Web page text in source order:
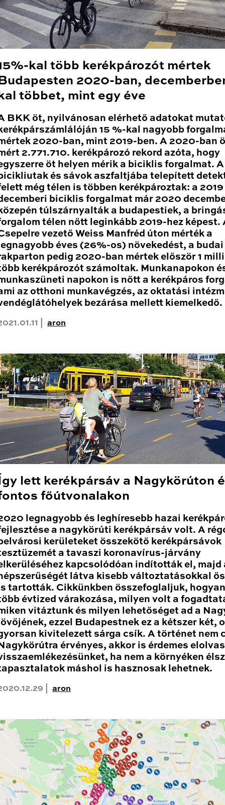
kal több kerékpározót mértek
2020-ban,
többet, mint egy éve
BKK öt, nyilvánosan elérhető adatokat
15 %-kal nagyobb
2020-ban, mint 2019-ben. A 2020-ban
2.771.710. kerékpározó rekord azóta, hogy
öt helyen mérik a biciklis forgalmat. A
és sávok aszfaltjába telepített
még télen is többen kerékpároztak: a 2019
biciklis forgalmat már 2020
túlszárnyalták a budapestiek, a
télen nőtt leginkább 2019-hez képest.
vezető Weiss Manfréd úton mérték a
éves (26%-os) növekedést, a budai
pedig 2020-ban mértek először 1
kerékpározót számoltak. Munkanapokon
napokon is nőtt a kerékpáros
az otthoni munkavégzés, az oktatási
bezárása mellett kiemelkedő.
| aron
lett kerékpársáv a Nagykörúton
főútvonalakon
legnagyobb és leghíresebb hazai
a nagykörúti kerékpársáv volt. A
kerületeket összekötő kerékpársávok
a tavaszi koronavírus-járvány
kapcsolódóan indították el, majd
látva kisebb változtatásokkal
tartották. Cikkünkben összefoglaljuk,
évtized várakozása, milyen volt a
vitáztunk és milyen lehetőséget ad a
ezzel Budapestnek ez a kétszer két,
kivitelezett sárga csík. A történet nem
érvényes, akkor is érdemes
ha nem a környéken
máshol is hasznosak lehetnek.
| aron